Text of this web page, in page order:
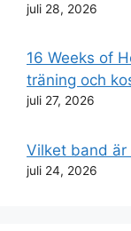
juli 28, 2026
16 Weeks of
träning och
juli 27, 2026
Vilket band är
juli 24, 2026